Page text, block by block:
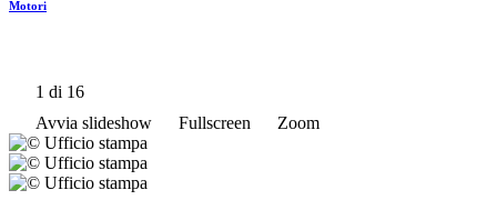
Motori
1 di 16
Avvia slideshow
Fullscreen Zoom